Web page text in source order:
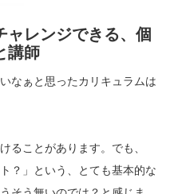
ャレンジできる、個
講師
なぁと思ったカリキュラムは
ることがあります。でも、
？」という、とても基本的な